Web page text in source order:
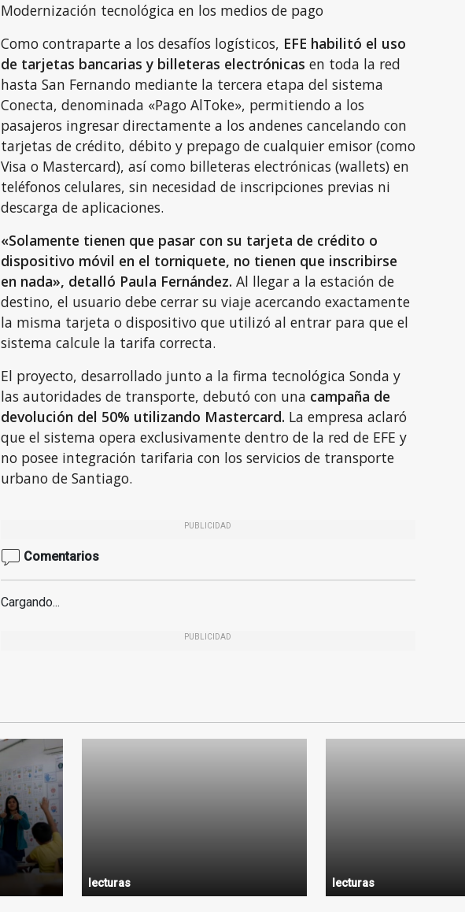
Modernización tecnológica en los medios de pago
Como contraparte a los desafíos logísticos, EFE habilitó el uso
de tarjetas bancarias y billeteras electrónicas en toda la red
hasta San Fernando mediante la tercera etapa del sistema
Conecta, denominada «Pago AlToke», permitiendo a los
pasajeros ingresar directamente a los andenes cancelando con
tarjetas de crédito, débito y prepago de cualquier emisor (como
Visa o Mastercard), así como billeteras electrónicas (wallets) en
teléfonos celulares, sin necesidad de inscripciones previas ni
descarga de aplicaciones.
«Solamente tienen que pasar con su tarjeta de crédito o
dispositivo móvil en el torniquete, no tienen que inscribirse
en nada», detalló Paula Fernández. Al llegar a la estación de
destino, el usuario debe cerrar su viaje acercando exactamente
la misma tarjeta o dispositivo que utilizó al entrar para que el
sistema calcule la tarifa correcta.
El proyecto, desarrollado junto a la firma tecnológica Sonda y
las autoridades de transporte, debutó con una campaña de
devolución del 50% utilizando Mastercard. La empresa aclaró
que el sistema opera exclusivamente dentro de la red de EFE y
no posee integración tarifaria con los servicios de transporte
urbano de Santiago.
PUBLICIDAD
Comentarios
Cargando...
PUBLICIDAD
lecturas lecturas